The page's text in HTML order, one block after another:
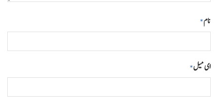
نام*
ای میل*